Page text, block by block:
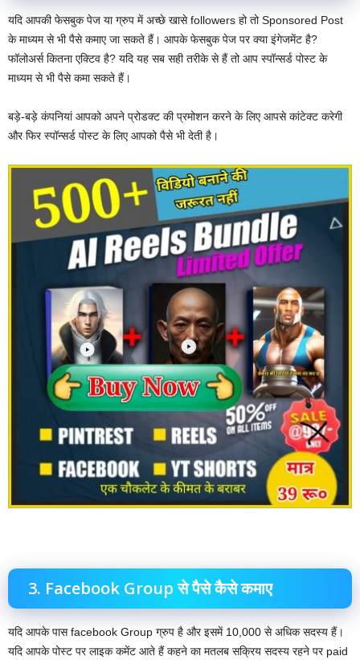
यदि आपकी फेसबुक पेज या ग्रुप में अच्छे खासे followers हो तो Sponsored Post
के माध्यम से भी पैसे कमाए जा सकते हैं। आपके फेसबुक पेज पर क्या इंगेजमेंट है?
फॉलोअर्स कितना एक्टिव है? यदि यह सब सही तरीके से हैं तो आप स्पॉन्सर्ड पोस्ट के
माध्यम से भी पैसे कमा सकते हैं।
बड़े-बड़े कंपनियां आपको अपने प्रोडक्ट की प्रमोशन करने के लिए आपसे कांटेक्ट करेगी
और फिर स्पॉन्सर्ड पोस्ट के लिए आपको पैसे भी देती है।
3. Facebook Group से पैसे कैसे कमाए‌
यदि आपके पास facebook Group ग्रुप है और इसमें 10,000 से अधिक सदस्य हैं।
यदि आपके पोस्ट पर लाइक कमेंट आते हैं कहने का मतलब सक्रिय सदस्य रहने पर paid